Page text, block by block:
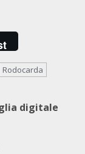
Rodocarda
digitale